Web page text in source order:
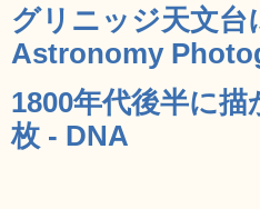
グリニッジ天文
Astronomy
1800年代後半に
枚 - DNA